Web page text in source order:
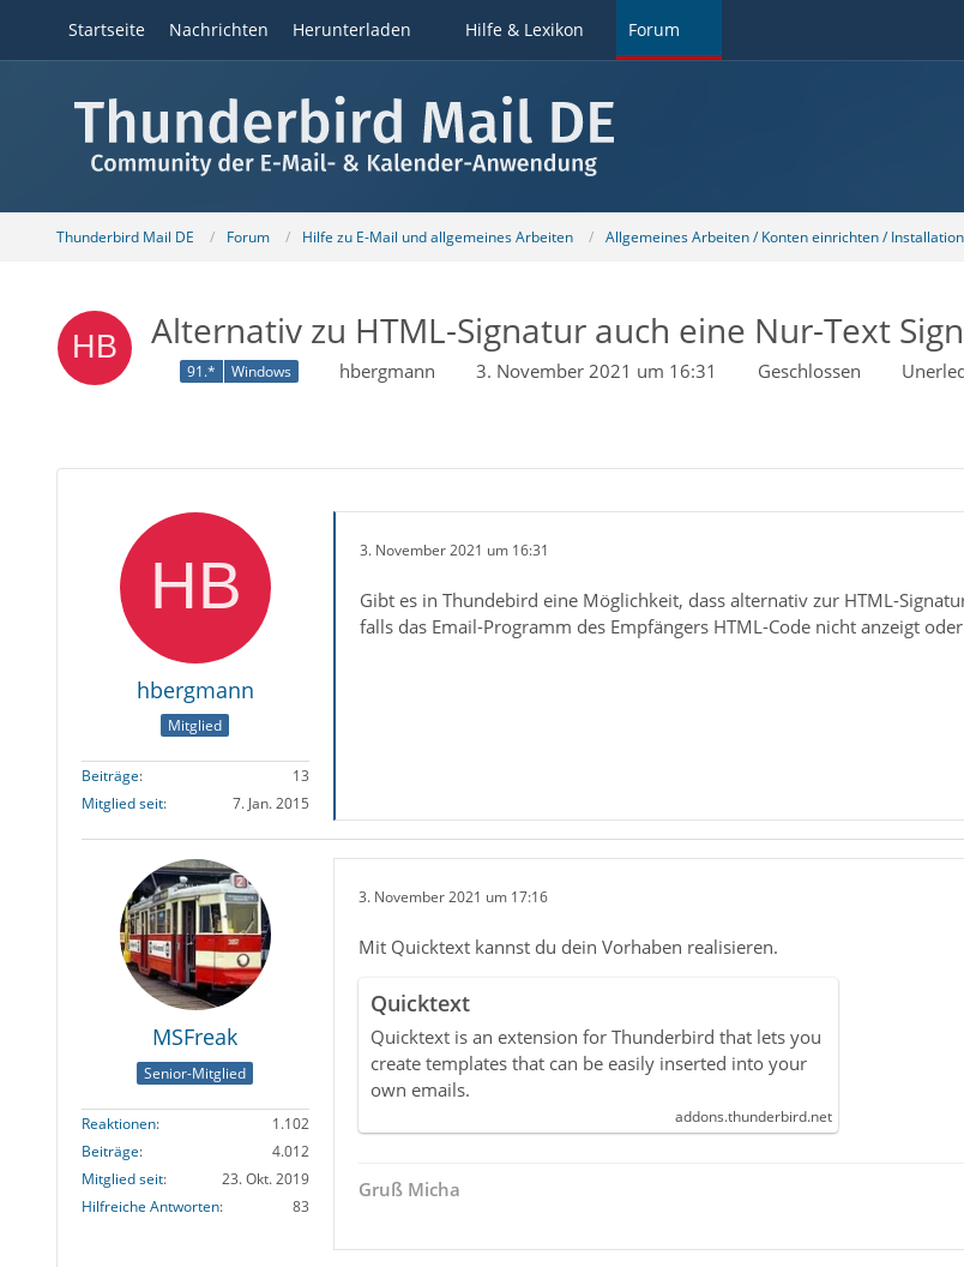
Startseite Nachrichten Herunterladen Hilfe & Lexikon Forum
Thunderbird Mail DE Forum Hilfe zu E-Mail und allgemeines Arbeiten Allgemeines Arbeiten / Konten einrichten /
Alternativ zu HTML-Signatur auch eine Nur-Text
91.* Windows hbergmann 3. November 2021 um 16:31 Geschlossen
hbergmann
Mitglied
Beiträge
13
Mitglied seit
7. Jan. 2015
3. November 2021 um 16:31
Gibt es in Thundebird eine Möglichkeit, dass alternativ zur HTML-
falls das Email-Programm des Empfängers HTML-Code nicht anzeigt
MSFreak
Senior-Mitglied
Reaktionen
1.102
Beiträge
4.012
Mitglied seit
23. Okt. 2019
Hilfreiche Antworten
83
3. November 2021 um 17:16
Mit Quicktext kannst du dein Vorhaben realisieren.
Quicktext
Quicktext is an extension for Thunderbird that lets you
create templates that can be easily inserted into your
own emails.
addons.thunderbird.net
Gruß Micha